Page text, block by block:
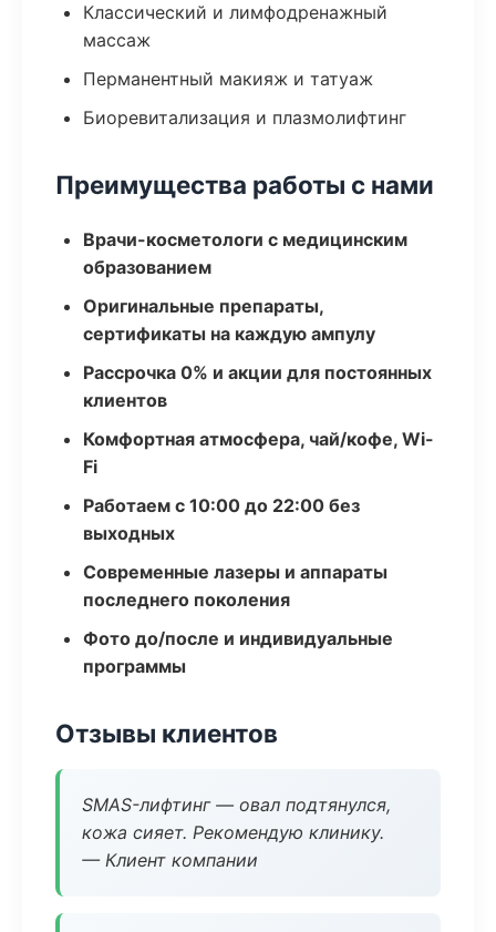
Классический и лимфодренажный
массаж
Перманентный макияж и татуаж
Биоревитализация и плазмолифтинг
Преимущества работы с нами
Врачи-косметологи с медицинским
образованием
Оригинальные препараты,
сертификаты на каждую ампулу
Рассрочка 0% и акции для постоянных
клиентов
Комфортная атмосфера, чай/кофе, Wi-
Fi
Работаем с 10:00 до 22:00 без
выходных
Современные лазеры и аппараты
последнего поколения
Фото до/после и индивидуальные
программы
Отзывы клиентов
SMAS-лифтинг — овал подтянулся,
кожа сияет. Рекомендую клинику.
— Клиент компании